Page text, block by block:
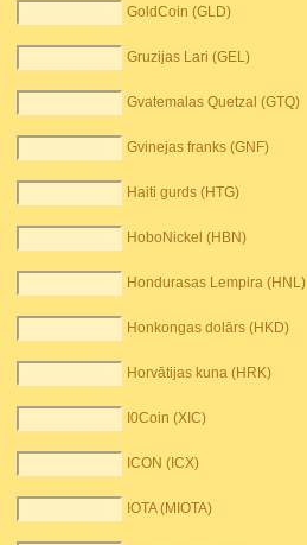
GoldCoin (GLD)
Gruzijas Lari (GEL)
Gvatemalas Quetzal (GTQ)
Gvinejas franks (GNF)
Haiti gurds (HTG)
HoboNickel (HBN)
Hondurasas Lempira (HNL)
Honkongas dolārs (HKD)
Horvātijas kuna (HRK)
I0Coin (XIC)
ICON (ICX)
IOTA (MIOTA)